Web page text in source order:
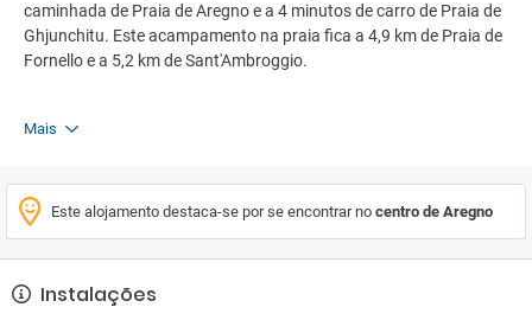
caminhada de Praia de Aregno e a 4 minutos de carro de Praia de
Ghjunchitu. Este acampamento na praia fica a 4,9 km de Praia de
Fornello e a 5,2 km de Sant'Ambroggio.
Mais
Este alojamento destaca-se por se encontrar no centro de Aregno
Instalações